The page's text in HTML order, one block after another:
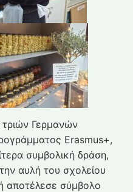
τριών Γερμανών
Erasmus+,
συμβολική δράση,
αυλή του σχολείου
αποτέλεσε σύμβολο